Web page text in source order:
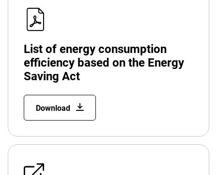
List of energy consumption
efficiency based on the Energy
Saving Act
Download